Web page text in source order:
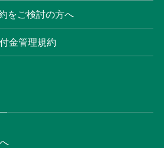
をご検討の方へ
金管理規約